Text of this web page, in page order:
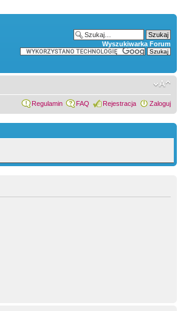
Wyszukiwarka Forum
Regulamin FAQ Rejestracja Zaloguj